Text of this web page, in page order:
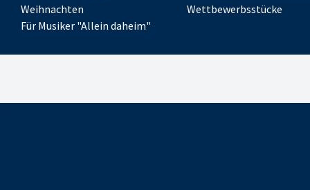
Weihnachten
Wettbewerbsstücke
Für Musiker "Allein daheim"